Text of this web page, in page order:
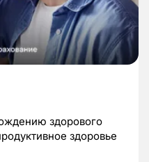
здорового
здоровье